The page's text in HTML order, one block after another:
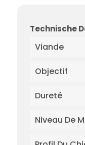
Technische
Viande
Objectif
Dureté
Niveau De